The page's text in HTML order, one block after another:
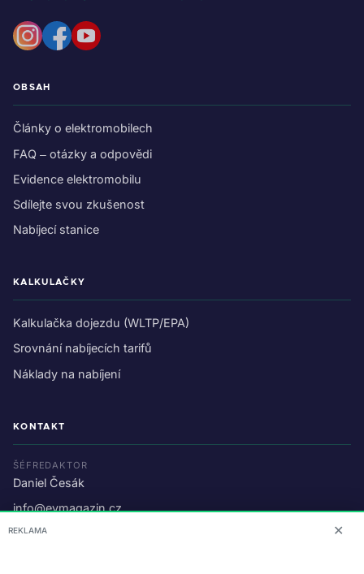
OBSAH
Články o elektromobilech
FAQ – otázky a odpovědi
Evidence elektromobilu
Sdílejte svou zkušenost
Nabíjecí stanice
KALKULAČKY
Kalkulačka dojezdu (WLTP/EPA)
Srovnání nabíjecích tarifů
Náklady na nabíjení
KONTAKT
ŠÉFREDAKTOR
Daniel Česák
info@evmagazin.cz
O nás
REKLAMA ✕